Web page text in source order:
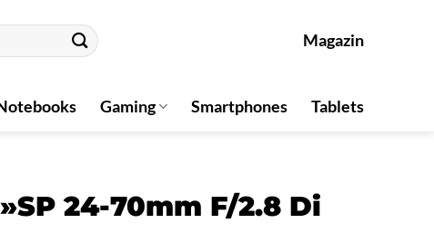
Magazin
Gaming Smartphones Tablets
24-70mm F/2.8 Di